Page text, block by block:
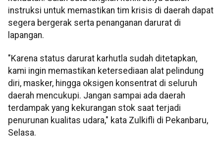
instruksi untuk memastikan tim krisis di daerah dapat
segera bergerak serta penanganan darurat di
lapangan.
"Karena status darurat karhutla sudah ditetapkan,
kami ingin memastikan ketersediaan alat pelindung
diri, masker, hingga oksigen konsentrat di seluruh
daerah mencukupi. Jangan sampai ada daerah
terdampak yang kekurangan stok saat terjadi
penurunan kualitas udara," kata Zulkifli di Pekanbaru,
Selasa.